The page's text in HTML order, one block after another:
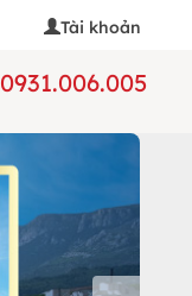
Tài khoản
0931.006.005